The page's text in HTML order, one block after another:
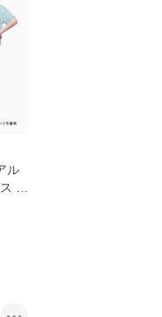
ル
ク
子